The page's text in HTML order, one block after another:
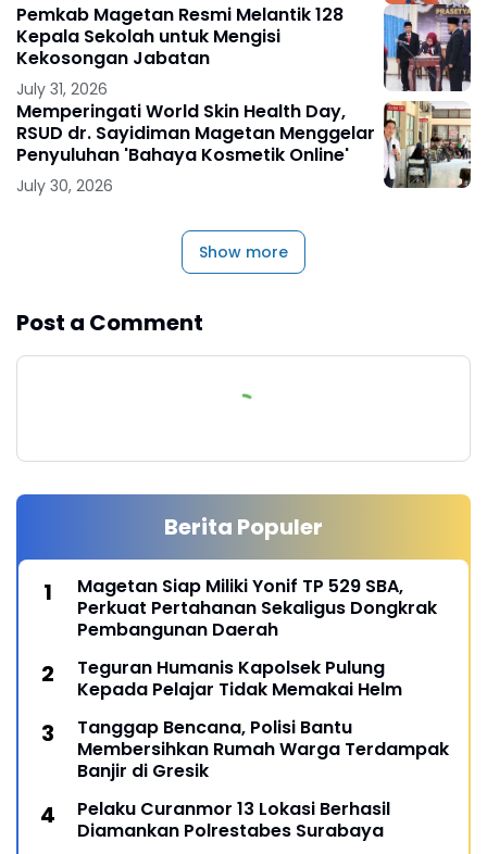
Pemkab Magetan Resmi Melantik 128
Kepala Sekolah untuk Mengisi
Kekosongan Jabatan
July 31, 2026
Memperingati World Skin Health Day,
RSUD dr. Sayidiman Magetan Menggelar
Penyuluhan 'Bahaya Kosmetik Online'
July 30, 2026
Show more
Post a Comment
Berita Populer
Magetan Siap Miliki Yonif TP 529 SBA,
Perkuat Pertahanan Sekaligus Dongkrak
Pembangunan Daerah
Teguran Humanis Kapolsek Pulung
Kepada Pelajar Tidak Memakai Helm
Tanggap Bencana, Polisi Bantu
Membersihkan Rumah Warga Terdampak
Banjir di Gresik
Pelaku Curanmor 13 Lokasi Berhasil
Diamankan Polrestabes Surabaya